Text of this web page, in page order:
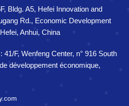
Bldg. A5, Hefei Innovation and
Rd., Economic Development
Anhui, China
41/F, Wenfeng Center, n° 916 South
développement économique,